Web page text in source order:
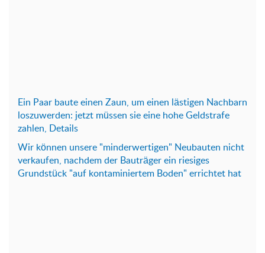
Ein Paar baute einen Zaun, um einen lästigen Nachbarn
loszuwerden: jetzt müssen sie eine hohe Geldstrafe
zahlen, Details
Wir können unsere "minderwertigen" Neubauten nicht
verkaufen, nachdem der Bauträger ein riesiges
Grundstück "auf kontaminiertem Boden" errichtet hat